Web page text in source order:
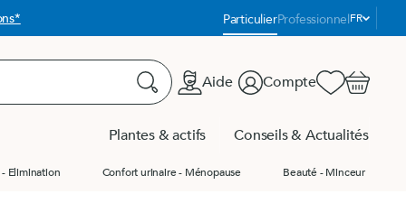
ParticulierProfessionnel
Langue
:FR
Rechercher
Aide CompteFavorisPanier
Plantes & actifs Conseils & Actualités
Elimination Confort urinaire - Ménopause Beauté - Minceur